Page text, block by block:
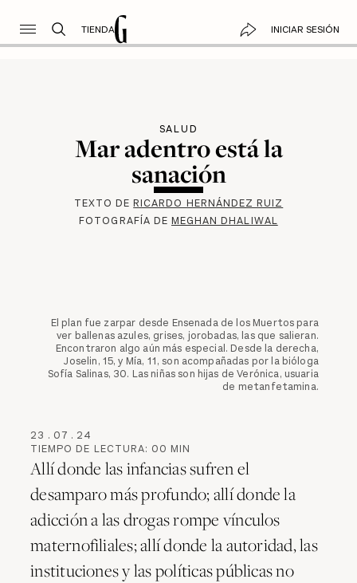
TIENDA INICIAR SESIÓN
SALUD
Mar adentro está la
sanación
TEXTO DERICARDO HERNÁNDEZ RUIZ
FOTOGRAFÍA DE MEGHAN DHALIWAL
El plan fue zarpar desde Ensenada de los Muertos para
ver ballenas azules, grises, jorobadas, las que salieran.
Encontraron algo aún más especial. Desde la derecha,
Joselin, 15, y Mía, 11, son acompañadas por la bióloga
Sofía Salinas, 30. Las niñas son hijas de Verónica, usuaria
de metanfetamina.
23 . 07 . 24
TIEMPO DE LECTURA: 00 MIN
Allí donde las infancias sufren el
desamparo más profundo; allí donde la
adicción a las drogas rompe vínculos
maternofiliales; allí donde la autoridad, las
instituciones y las políticas públicas no